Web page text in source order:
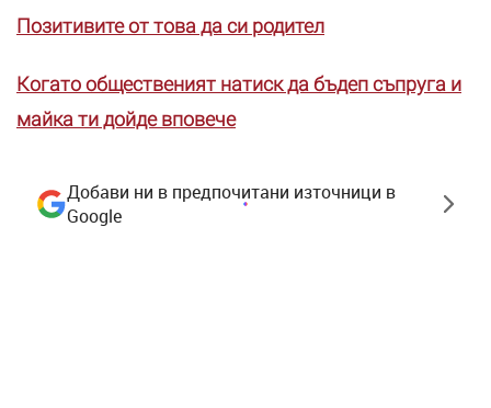
Позитивите от това да си родител
Когато общественият натиск да бъдеп съпруга и
майка ти дойде вповече
Добави ни в предпочитани източници в
Google